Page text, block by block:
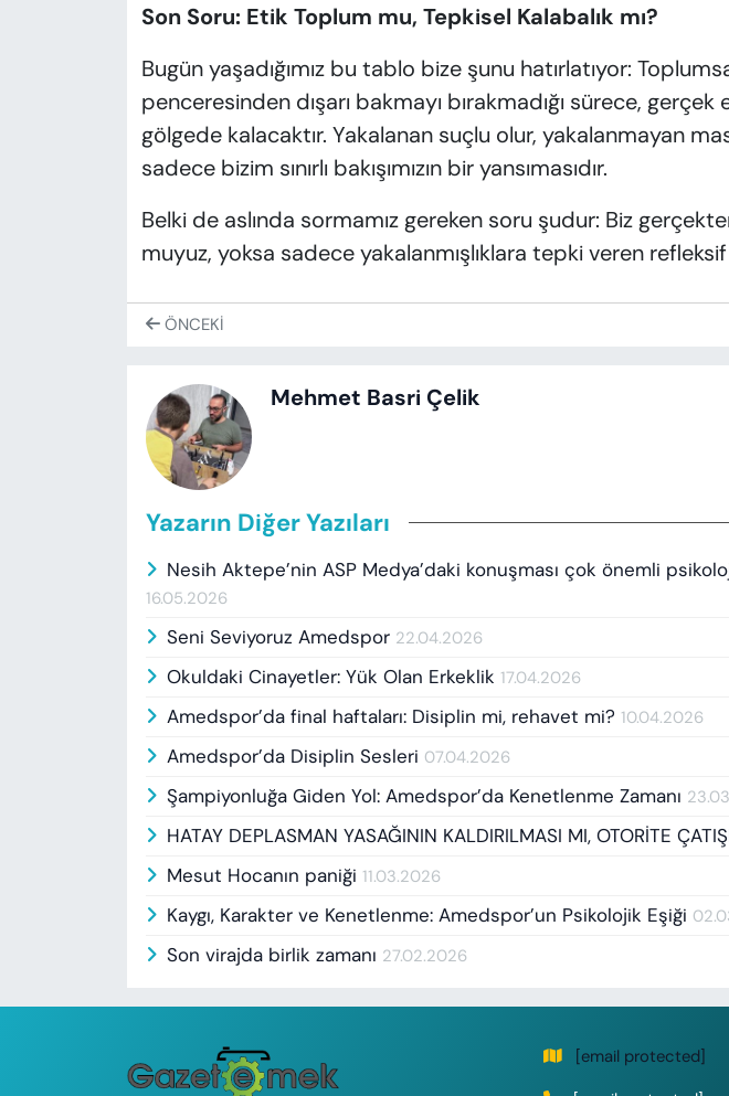
Son Soru: Etik Toplum mu, Tepkisel Kalabalık mı?
Bugün yaşadığımız bu tablo bize şunu hatırlatıyor:
penceresinden dışarı bakmayı bırakmadığı sürece, gerçek
gölgede kalacaktır. Yakalanan suçlu olur, yakalanmayan
sadece bizim sınırlı bakışımızın bir yansımasıdır.
Belki de aslında sormamız gereken soru şudur: Biz
muyuz, yoksa sadece yakalanmışlıklara tepki veren refleksif
ÖNCEKI
Mehmet Basri Çelik
Yazarın Diğer Yazıları
Nesih Aktepe’nin ASP Medya’daki konuşması çok önemli
16.05.2026
Seni Seviyoruz Amedspor 22.04.2026
Okuldaki Cinayetler: Yük Olan Erkeklik 17.04.2026
Amedspor’da final haftaları: Disiplin mi, rehavet mi? 10.04.2026
Amedspor’da Disiplin Sesleri 07.04.2026
Şampiyonluğa Giden Yol: Amedspor’da Kenetlenme Zamanı
HATAY DEPLASMAN YASAĞININ KALDIRILMASI MI, OTORİTE
Mesut Hocanın paniği 11.03.2026
Kaygı, Karakter ve Kenetlenme: Amedspor’un Psikolojik Eşiği
Son virajda birlik zamanı 27.02.2026
[email protected]